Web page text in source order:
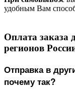
удобным Вам
Оплата заказа
регионов
Отправка в
почему так?